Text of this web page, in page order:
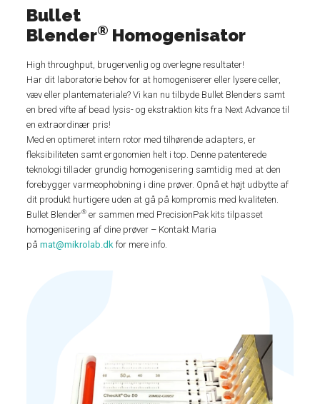
Bullet
Blender® Homogenisator
High throughput, brugervenlig og overlegne resultater!
Har dit laboratorie behov for at homogeniserer eller lysere celler,
væv eller plantemateriale? Vi kan nu tilbyde Bullet Blenders samt
en bred vifte af bead lysis- og ekstraktion kits fra Next Advance til
en extraordinær pris!
Med en optimeret intern rotor med tilhørende adapters, er
fleksibiliteten samt ergonomien helt i top. Denne patenterede
teknologi tillader grundig homogenisering samtidig med at den
forebygger varmeophobning i dine prøver. Opnå et højt udbytte af
dit produkt hurtigere uden at gå på kompromis med kvaliteten.
Bullet Blender® er sammen med PrecisionPak kits tilpasset
homogenisering af dine prøver – Kontakt Maria
påmat@mikrolab.dk for mere info.